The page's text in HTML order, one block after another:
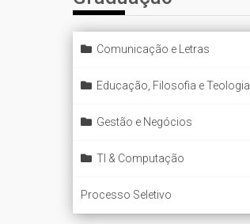
Comunicação e Letras
Educação, Filosofia e Teologia
Gestão e Negócios
TI & Computação
Processo Seletivo